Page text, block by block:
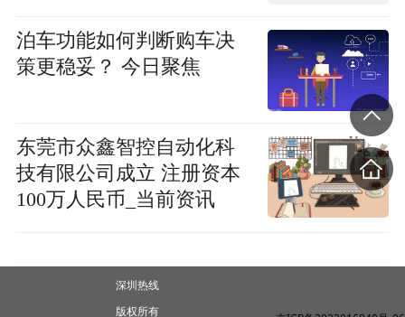
泊车功能如何判断购车决
策更稳妥？ 今日聚焦
东莞市众鑫智控自动化科
技有限公司成立 注册资本
100万人民币_当前资讯
深圳热线
版权所有